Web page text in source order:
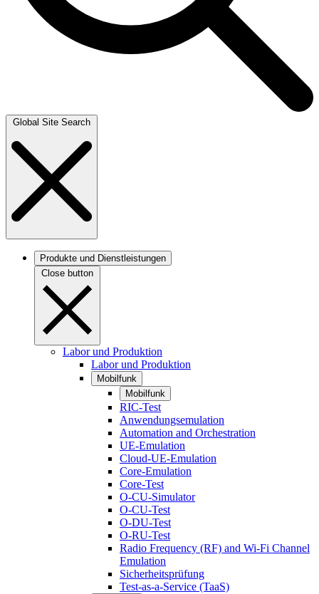
Global Site Search
Produkte und Dienstleistungen
Close button
Labor und Produktion
Labor und Produktion
Mobilfunk
Mobilfunk
RIC-Test
Anwendungsemulation
Automation and Orchestration
UE-Emulation
Cloud-UE-Emulation
Core-Emulation
Core-Test
O-CU-Simulator
O-CU-Test
O-DU-Test
O-RU-Test
Radio Frequency (RF) and Wi-Fi Channel
Emulation
Sicherheitsprüfung
Test-as-a-Service (TaaS)